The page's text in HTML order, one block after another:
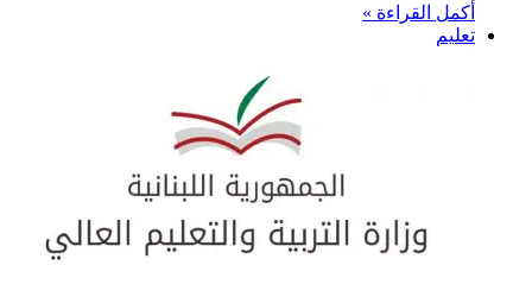
أكمل القراءة »
تعليم